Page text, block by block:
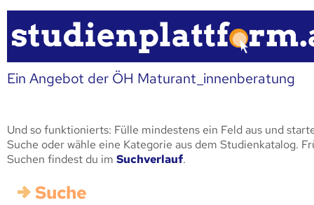
Ein Angebot der ÖH Maturant_innenberatung
Und so funktionierts: Fülle mindestens ein Feld aus und
Suche oder wähle eine Kategorie aus dem Studienkatalog.
Suchen findest du im Suchverlauf.
Suche